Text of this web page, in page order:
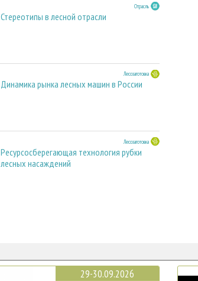
Отрасль
Стереотипы в лесной отрасли
Лесозаготовка
Динамика рынка лесных машин в России
Лесозаготовка
Ресурсосберегающая технология рубки
лесных насаждений
29-30.09.2026